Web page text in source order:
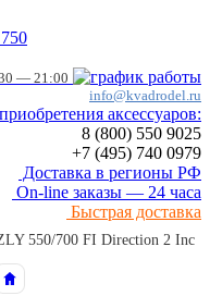
— 21:00
info@kvadrodel.ru
аксессуаров:
8 (800) 550 9025
+7 (495) 740 0979
Доставка в регионы РФ
On-line заказы — 24 часа
Быстрая доставка
550/700 FI Direction 2 Inc